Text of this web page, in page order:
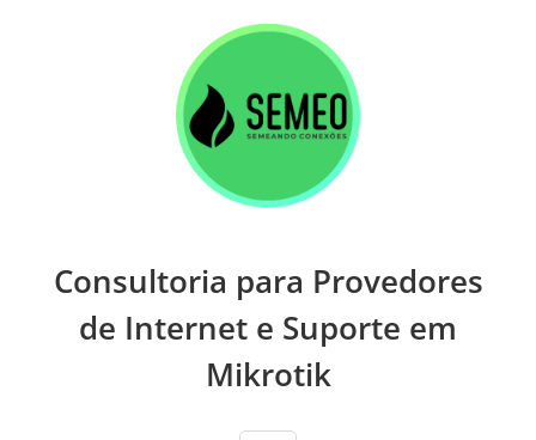
Consultoria para Provedores
de Internet e Suporte em
Mikrotik